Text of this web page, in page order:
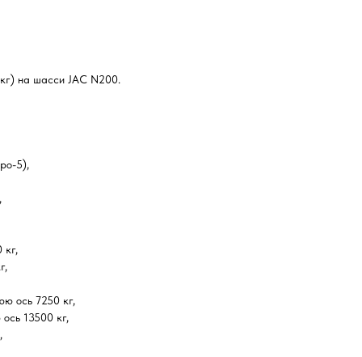
на шасси JAC N200.
5),
ось 7250 кг,
13500 кг,